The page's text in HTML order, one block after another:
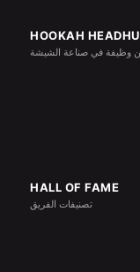
HOOKAH
وظيفة في صناعة الشيشة
HALL OF FAME
تصنيفات الفريق